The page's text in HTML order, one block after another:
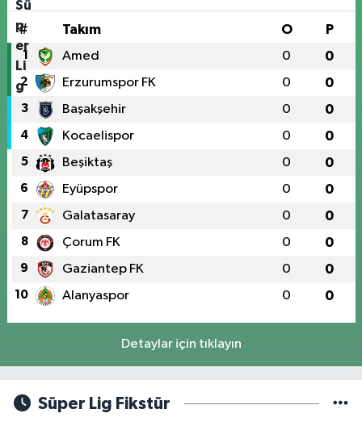
# Takım O P
1 Amed 0 0
2 Erzurumspor FK 0 0
3 Başakşehir 0 0
4 Kocaelispor 0 0
5 Beşiktaş 0 0
6 Eyüpspor 0 0
7 Galatasaray 0 0
8 Çorum FK 0 0
9 Gaziantep FK 0 0
10 Alanyaspor 0 0
Detaylar için tıklayın
Süper Lig Fikstür